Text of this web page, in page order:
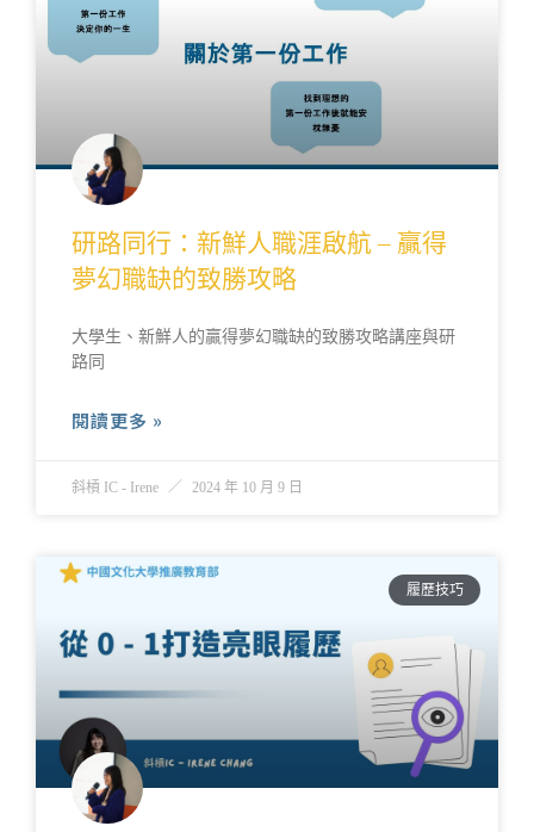
研路同行：新鮮人職涯啟航 – 贏得
夢幻職缺的致勝攻略
大學生、新鮮人的贏得夢幻職缺的致勝攻略講座與研
路同
閱讀更多 »
斜槓 IC - Irene 2024 年 10 月 9 日
履歷技巧